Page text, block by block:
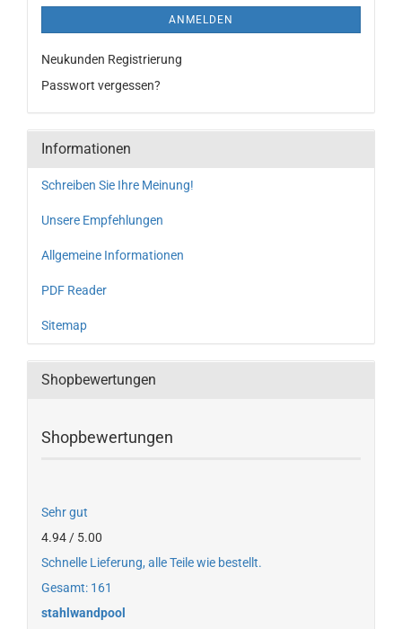
ANMELDEN
Neukunden Registrierung
Passwort vergessen?
Informationen
Schreiben Sie Ihre Meinung!
Unsere Empfehlungen
Allgemeine Informationen
PDF Reader
Sitemap
Shopbewertungen
Shopbewertungen
Sehr gut
4.94 / 5.00
Schnelle Lieferung, alle Teile wie bestellt.
Gesamt: 161
stahlwandpool